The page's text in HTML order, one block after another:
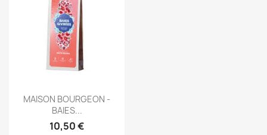
Aperçu rapide
MAISON BOURGEON -
BAIES...
10,50 €